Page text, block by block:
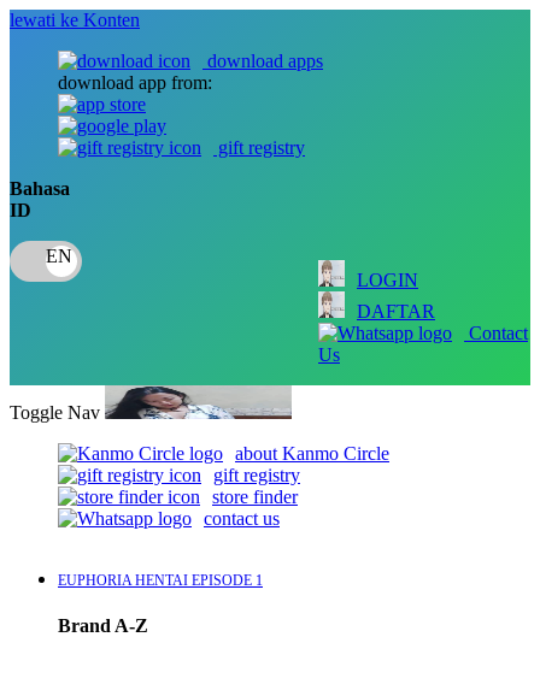
lewati ke Konten
download apps
download app from:
gift registry
Bahasa
ID
LOGIN
DAFTAR
Contact
Us
Toggle Nav
about Kanmo Circle
gift registry
store finder
contact us
EUPHORIA HENTAI EPISODE 1
Brand A-Z